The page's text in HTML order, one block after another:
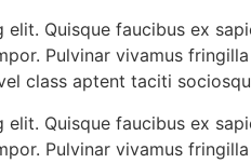
Quisque faucibus ex
Pulvinar vivamus
class aptent taciti
Quisque faucibus ex
Pulvinar vivamus